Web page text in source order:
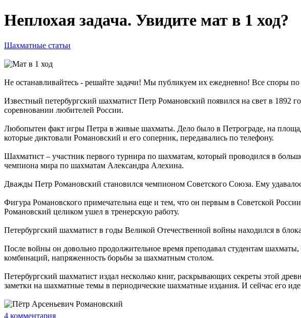
Неплохая задача. Увидите мат в 1 ход?
Шахматные статьи
Не останавливайтесь - решайте задачи! Мы публикуем их ежедневно! Все споры
Известный петербургский шахматист Петр Романовский появился на свет в 1892
соревновании любителей России.
Любопытен факт игры Петра в живые шахматы. Дело было в Петрограде, на
которые диктовали Романовский и его соперник, передавались по телефону.
Шахматист – участник первого турнира по шахматам, который проводился в
чемпиона мира по шахматам Александра Алехина.
Дважды Петр Романовский становился чемпионом Советского Союза. Ему
Фигура Романовского примечательна еще и тем, что он первым в Советской
Романовский целиком ушел в тренерскую работу.
Петербургский шахматист в годы Великой Отечественной войны находился в
После войны он довольно продолжительное время преподавал студентам
комбинаций, напряженность борьбы за шахматным столом.
Петербургский шахматист издал несколько книг, раскрывающих секреты этой
заметки на шахматные темы в периодические шахматные издания. И сейчас его
4 комментария